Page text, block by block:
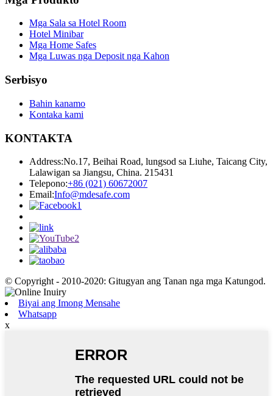
Mga Sala sa Hotel Room
Hotel Minibar
Mga Home Safes
Mga Luwas nga Deposit nga Kahon
Serbisyo
Bahin kanamo
Kontaka kami
KONTAKTA
Address:No.17, Beihai Road, lungsod sa Liuhe, Taicang City,
Lalawigan sa Jiangsu, China. 215431
Telepono:+86 (021) 60672007
Email:Info@mdesafe.com
© Copyright - 2010-2020: Gitugyan ang Tanan nga mga Katungod.
Biyai ang Imong Mensahe
Whatsapp
x